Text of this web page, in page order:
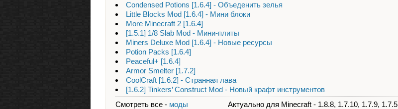
Condensed Potions [1.6.4] - Объеденить зелья
Little Blocks Mod [1.6.4] - Мини блоки
More Minecraft 2 [1.6.4]
[1.5.1] 1/8 Slab Mod - Мини-плиты
Miners Deluxe Mod [1.6.4] - Новые ресурсы
Potion Packs [1.6.4]
Peaceful+ [1.6.4]
Armor Smelter [1.7.2]
CoolCraft [1.6.2] - Странная лава
[1.6.2] Tinkers’ Construct Mod - Новый крафт инструментов
Смотреть все - моды Актуально для Minecraft - 1.8.8, 1.7.10, 1.7.9, 1.7.5